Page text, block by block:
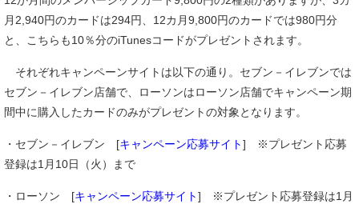
月2,940円のカードは294円、12カ月9,800円のカードでは980円分
と、こちらも10％分のiTunesコードがプレゼントされます。
それぞれキャンペーンサイトは以下の通り。セブン－イレブンでは
セブン－イレブン店舗で、ローソンはローソン店舗でキャンペーン期
間中に購入したカードのみがプレゼントの対象となります。
・セブン－イレブン [キャンペーン応募サイト] ※プレゼント応募
登録は1月10日（火）まで
・ローソン [キャンペーン応募サイト] ※プレゼント応募登録は1月